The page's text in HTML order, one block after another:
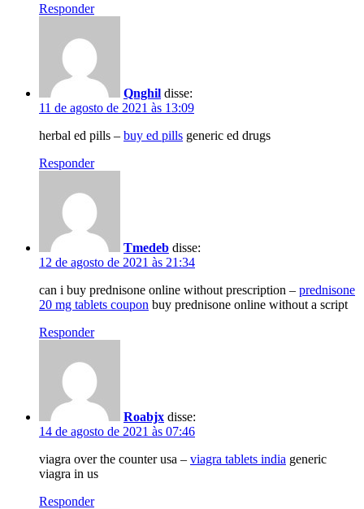
Responder
Qnghil disse:
11 de agosto de 2021 às 13:09
herbal ed pills – buy ed pills generic ed drugs
Responder
Tmedeb disse:
12 de agosto de 2021 às 21:34
can i buy prednisone online without prescription – prednisone
20 mg tablets coupon buy prednisone online without a script
Responder
Roabjx disse:
14 de agosto de 2021 às 07:46
viagra over the counter usa – viagra tablets india generic
viagra in us
Responder